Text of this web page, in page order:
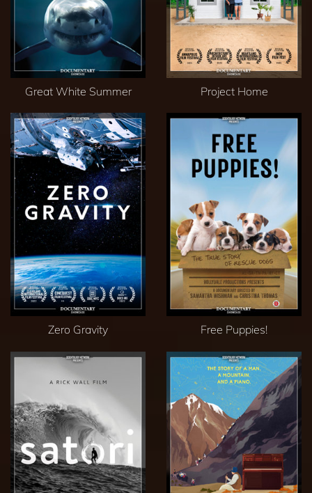
Great White Summer Project Home
Zero Gravity Free Puppies!